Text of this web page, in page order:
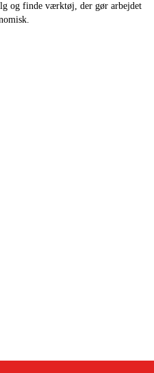
og finde værktøj, der gør arbejdet